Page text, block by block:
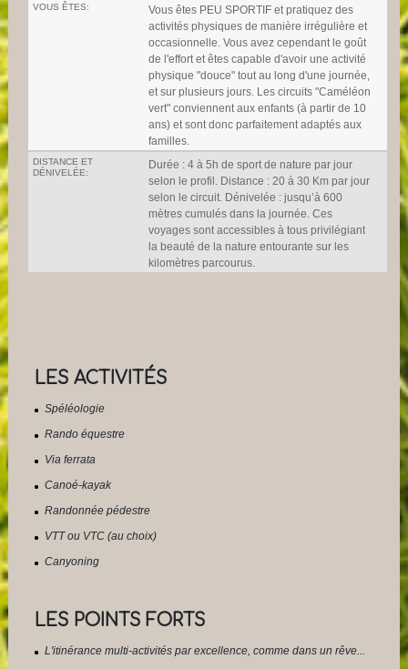
VOUS ÊTES:
Vous êtes PEU SPORTIF et pratiquez des
activités physiques de manière irrégulière et
occasionnelle. Vous avez cependant le goût
de l'effort et êtes capable d'avoir une activité
physique "douce" tout au long d'une journée,
et sur plusieurs jours. Les circuits "Caméléon
vert" conviennent aux enfants (à partir de 10
ans) et sont donc parfaitement adaptés aux
familles.
DISTANCE ET
DÉNIVELÉE:
Durée : 4 à 5h de sport de nature par jour
selon le profil. Distance : 20 à 30 Km par jour
selon le circuit. Dénivelée : jusqu’à 600
mètres cumulés dans la journée. Ces
voyages sont accessibles à tous privilégiant
la beauté de la nature entourante sur les
kilomètres parcourus.
LES ACTIVITÉS
Spéléologie
Rando équestre
Via ferrata
Canoé-kayak
Randonnée pédestre
VTT ou VTC (au choix)
Canyoning
LES POINTS FORTS
L'itinérance multi-activités par excellence, comme dans un rêve...